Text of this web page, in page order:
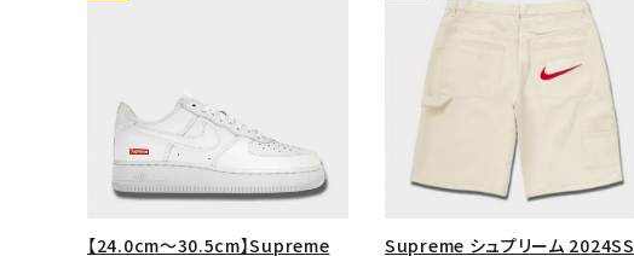
【24.0cm～30.5cm】Supreme
Supreme シュプリーム 2024SS